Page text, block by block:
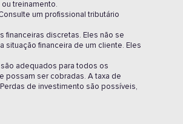
treinamento.
um profissional tributário
financeiras discretas. Eles não se
financeira de um cliente. Eles
adequados para todos os
possam ser cobradas. A taxa de
de investimento são possíveis,